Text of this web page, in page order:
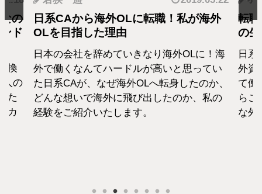
の
ド
換
人の
た
カ
日系CAから海外OLに転職！私が海外
OLを目指した理由
日本の会社を辞めていきなり海外OLに！海
外で働くなんてハードルが高いと思ってい
た日系CAが、なぜ海外OLへ転身したのか、
どんな想いで海外に飛び出したのか、私の
経験をご紹介いたします。
転
の
日
外資
て働
らこ
な外